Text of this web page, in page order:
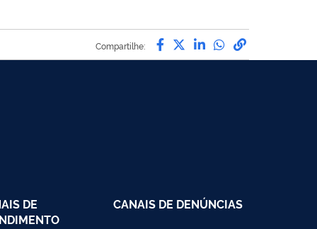
Compartilhe: Compartilhe por
Compartilhe por
Compartilhe por
Compartilhe
link para
DE
CANAIS DE DENÚNCIAS